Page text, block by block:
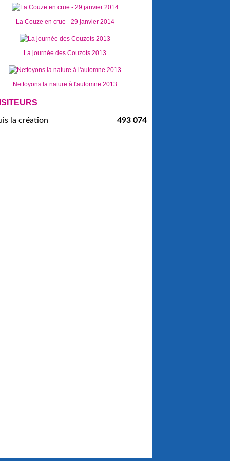
La Couze en crue - 29 janvier 2014
La journée des Couzots 2013
Nettoyons la nature à l'automne 2013
la création 493 074